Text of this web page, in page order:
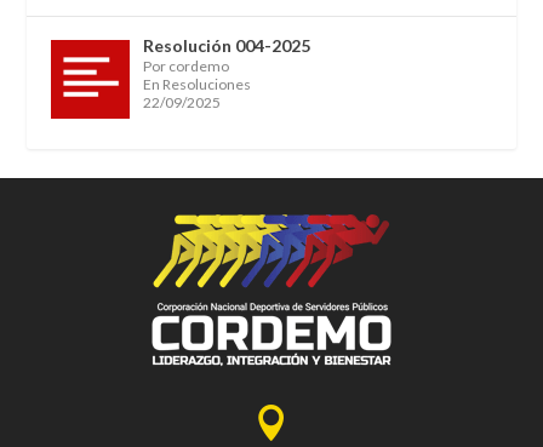
Resolución 004-2025
Por cordemo
En Resoluciones
22/09/2025
